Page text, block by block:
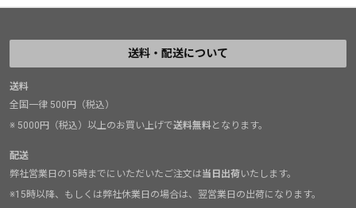
送料・配送について
送料
全国一律 500円（税込）
※ 5000円（税込）以上のお買い上げで送料無料となります。
配送
弊社営業日の15時までにいただいたご注文は当日出荷いたします。
※15時以降、もしくは弊社休業日の場合は、翌営業日の出荷になります。